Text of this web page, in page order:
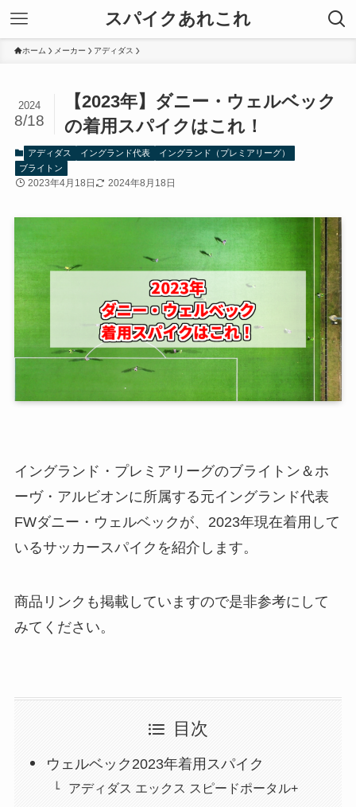
スパイクあれこれ
ホーム メーカー アディダス
【2023年】ダニー・ウェルベック
の着用スパイクはこれ！
2024
8/18
アディダス イングランド代表
イングランド（プレミアリーグ）
ブライトン
2023年4月18日 2024年8月18日
イングランド・プレミアリーグのブライトン＆ホ
ーヴ・アルビオンに所属する元イングランド代表
FWダニー・ウェルベックが、2023年現在着用して
いるサッカースパイクを紹介します。
商品リンクも掲載していますので是非参考にして
みてください。
目次
ウェルベック2023年着用スパイク
アディダス エックス スピードポータル+